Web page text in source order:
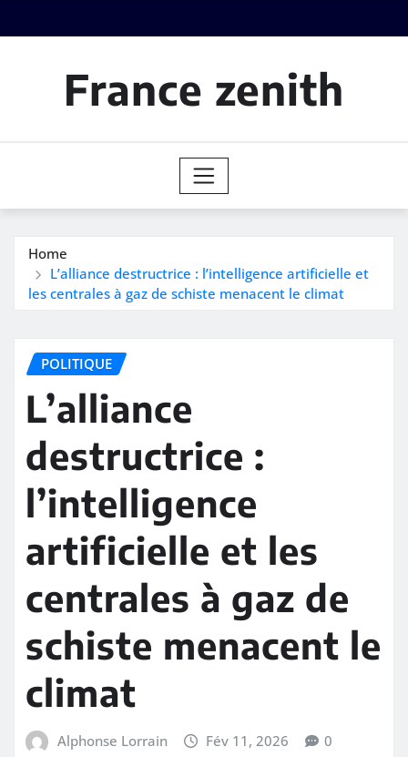
to
France zenith
Home
L’alliance destructrice : l’intelligence artificielle et
les centrales à gaz de schiste menacent le climat
POLITIQUE
L’alliance
destructrice :
l’intelligence
artificielle et les
centrales à gaz de
schiste menacent le
climat
Alphonse Lorrain Fév 11, 2026 0